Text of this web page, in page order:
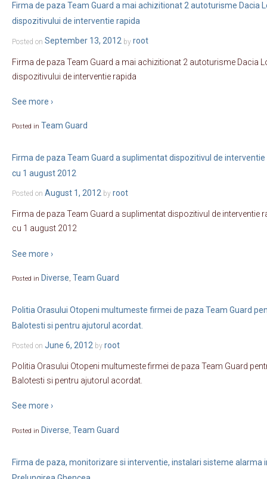
Firma de paza Team Guard a mai achizitionat 2 autoturisme Dacia
dispozitivului de interventie rapida
Posted on September 13, 2012 by root
Firma de paza Team Guard a mai achizitionat 2 autoturisme Dacia
dispozitivului de interventie rapida
See more ›
Posted in Team Guard
Firma de paza Team Guard a suplimentat dispozitivul de
cu 1 august 2012
Posted on August 1, 2012 by root
Firma de paza Team Guard a suplimentat dispozitivul de interventie
cu 1 august 2012
See more ›
Posted in Diverse, Team Guard
Politia Orasului Otopeni multumeste firmei de paza Team Guard
Balotesti si pentru ajutorul acordat.
Posted on June 6, 2012 by root
Politia Orasului Otopeni multumeste firmei de paza Team Guard
Balotesti si pentru ajutorul acordat.
See more ›
Posted in Diverse, Team Guard
Firma de paza, monitorizare si interventie, instalari sisteme alarma